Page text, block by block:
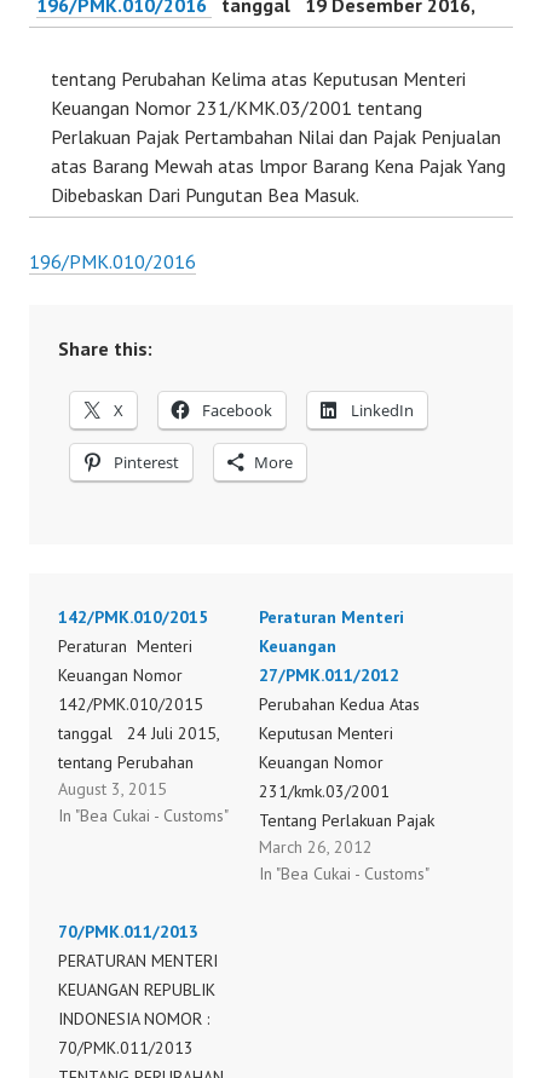
196/PMK.010/2016
tanggal 19 Desember 2016,
tentang Perubahan Kelima atas Keputusan Menteri
Keuangan Nomor 231/KMK.03/2001 tentang
Perlakuan Pajak Pertambahan Nilai dan Pajak Penjualan
atas Barang Mewah atas lmpor Barang Kena Pajak Yang
Dibebaskan Dari Pungutan Bea Masuk.
196/PMK.010/2016
Share this:
X Facebook LinkedIn
Pinterest More
142/PMK.010/2015
Peraturan Menteri
Keuangan Nomor
142/PMK.010/2015
tanggal 24 Juli 2015,
tentang Perubahan
Keempat atas Keputusan
Menteri Keuangan
Pertambahan Nilai dan
Pajak Penjualan atas
Barang Mewah atas
Impor Barang Kena
Pajak Yang Dibebaskan
August 3, 2015
In "Bea Cukai - Customs"
Peraturan Menteri
Keuangan
27/PMK.011/2012
Perubahan Kedua Atas
Keputusan Menteri
Keuangan Nomor
231/kmk.03/2001
Tentang Perlakuan Pajak
Pertambahan Nilai Dan
Pajak Penjualan Atas
March 26, 2012
In "Bea Cukai - Customs"
70/PMK.011/2013
PERATURAN MENTERI
KEUANGAN REPUBLIK
INDONESIA NOMOR :
70/PMK.011/2013